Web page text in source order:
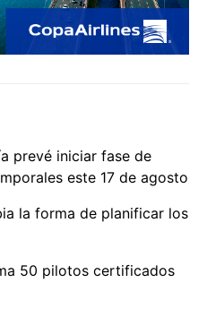
prevé iniciar fase de
este 17 de agosto
la forma de planificar los
50 pilotos certificados